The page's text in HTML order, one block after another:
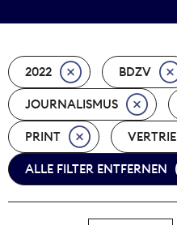
2022 BDZV
JOURNALISMUS
PRINT
ALLE FILTER ENTFERNEN